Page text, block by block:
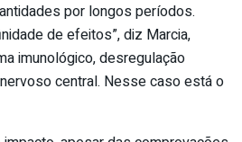
por longos períodos.
de efeitos”, diz Marcia,
imunológico, desregulação
central. Nesse caso está o